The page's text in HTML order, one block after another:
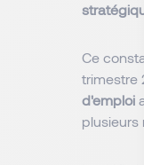
Ce
trimestre
d'emploi